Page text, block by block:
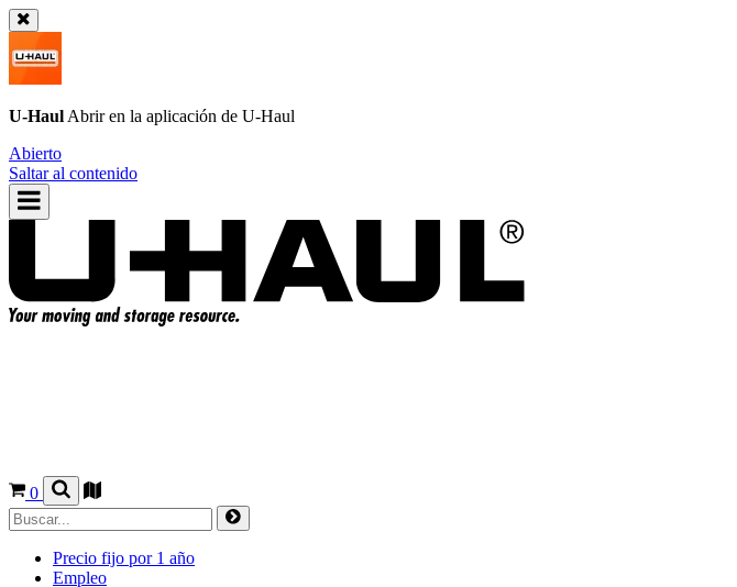
U-Haul Abrir en la aplicación de U-Haul
Abierto
Saltar al contenido
0
Precio fijo por 1 año
Empleo